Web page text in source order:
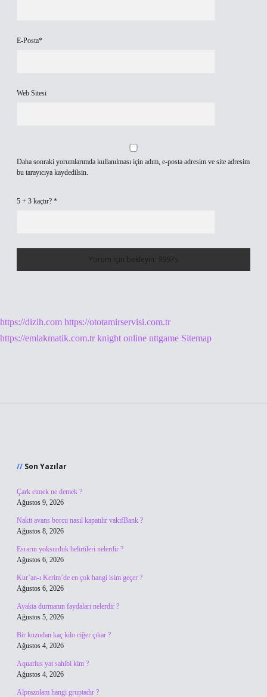
E-Posta*
Web Sitesi
Daha sonraki yorumlarımda kullanılması için adım, e-posta adresim ve site adresim
bu tarayıcıya kaydedilsin.
5 + 3 kaçtır? *
https://dizih.com https://ototamirservisi.com.tr
https://emlakmatik.com.tr knight online nttgame Sitemap
Son Yazılar
Çark etmek ne demek ?
Ağustos 9, 2026
Nakit avans borcu nasıl kapatılır vakıfBank ?
Ağustos 8, 2026
Esrarın yoksunluk belirtileri nelerdir ?
Ağustos 6, 2026
Kur’an-ı Kerim’de en çok hangi isim geçer ?
Ağustos 6, 2026
Ayakta durmanın faydaları nelerdir ?
Ağustos 5, 2026
Bir kuzudan kaç kilo ciğer çıkar ?
Ağustos 4, 2026
Aquarius yat sahibi kim ?
Ağustos 4, 2026
Alprazolam hangi gruptadır ?